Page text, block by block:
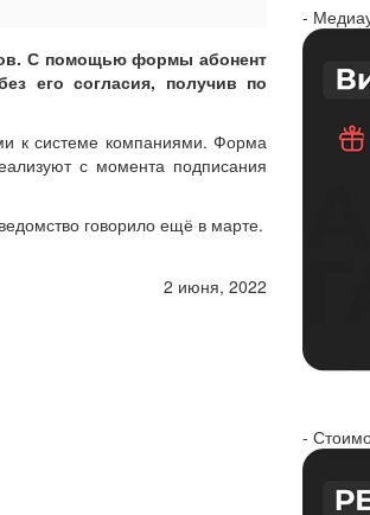
С помощью формы абонент
его согласия, получив по
к системе компаниями. Форма
с момента подписания
говорило ещё в марте.
2 июня, 2022
-
-